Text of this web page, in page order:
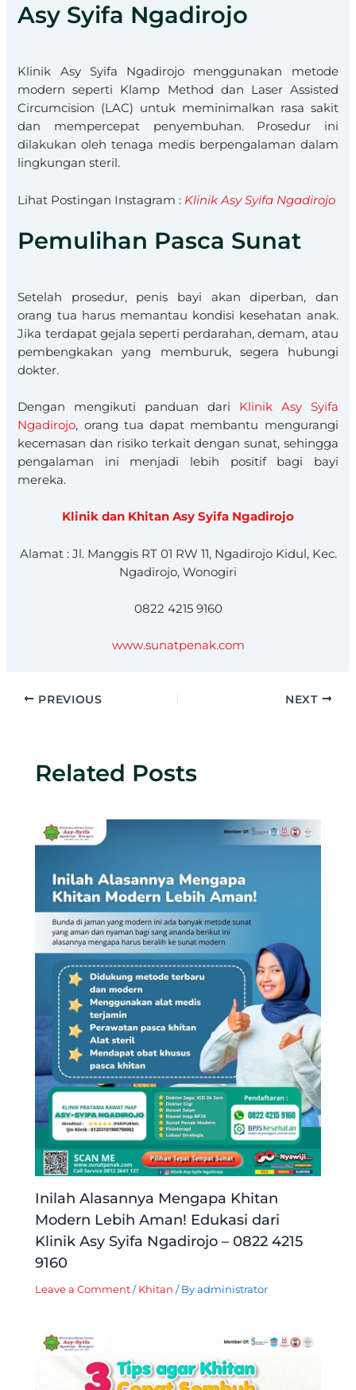
Asy Syifa Ngadirojo
Klinik Asy Syifa Ngadirojo menggunakan metode
modern seperti Klamp Method dan Laser Assisted
Circumcision (LAC) untuk meminimalkan rasa sakit
dan mempercepat penyembuhan. Prosedur ini
dilakukan oleh tenaga medis berpengalaman dalam
lingkungan steril.
Lihat Postingan Instagram : Klinik Asy Syifa Ngadirojo
Pemulihan Pasca Sunat
Setelah prosedur, penis bayi akan diperban, dan
orang tua harus memantau kondisi kesehatan anak.
Jika terdapat gejala seperti perdarahan, demam, atau
pembengkakan yang memburuk, segera hubungi
dokter.
Dengan mengikuti panduan dari Klinik Asy Syifa
Ngadirojo, orang tua dapat membantu mengurangi
kecemasan dan risiko terkait dengan sunat, sehingga
pengalaman ini menjadi lebih positif bagi bayi
mereka.
Klinik dan Khitan Asy Syifa Ngadirojo
Alamat : Jl. Manggis RT 01 RW 11, Ngadirojo Kidul, Kec.
Ngadirojo, Wonogiri
0822 4215 9160
www.sunatpenak.com
PREVIOUS NEXT
Related Posts
Inilah Alasannya Mengapa Khitan
Modern Lebih Aman! Edukasi dari
Klinik Asy Syifa Ngadirojo – 0822 4215
9160
Leave a Comment / Khitan / Byadministrator